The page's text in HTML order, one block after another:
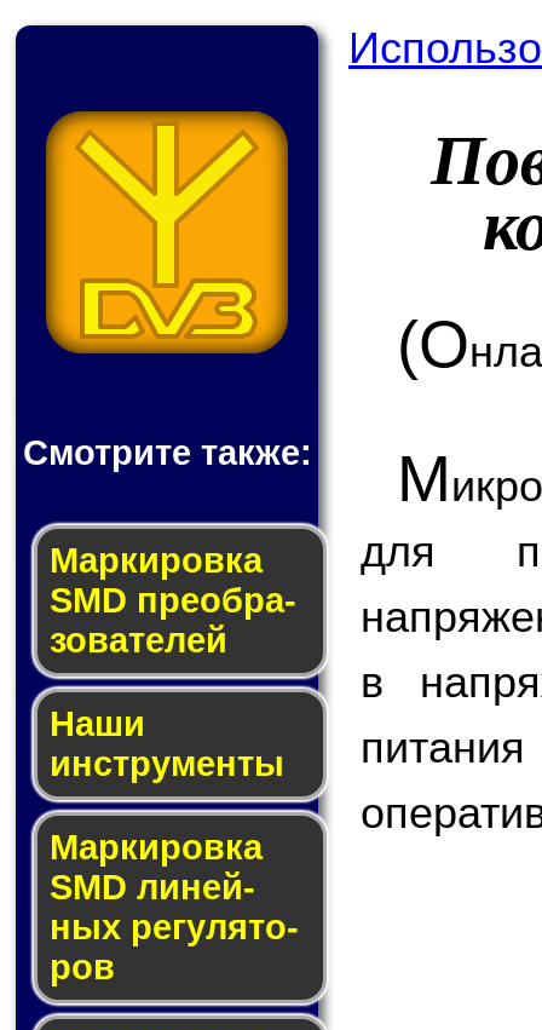
Смотрите также:
Мар­ки­ров­ка
SMD пре­об­ра­
зо­ва­те­лей
Наши
инструменты
Маркировка
SMD ли­ней­
ных ре­гу­ля­то­
ров
(О
М
для
в